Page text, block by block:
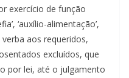
exercício de função
‘auxílio-alimentação’,
verba aos requeridos,
excluídos, que
por lei, até o julgamento